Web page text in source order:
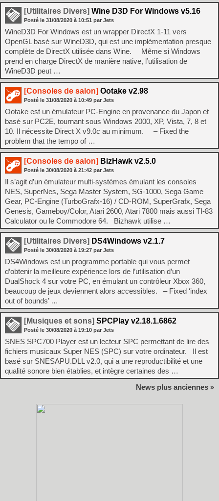
[Utilitaires Divers] Wine D3D For Windows v5.16
Posté le 31/08/2020 à 10:51 par Jets
WineD3D For Windows est un wrapper DirectX 1-11 vers
OpenGL basé sur WineD3D, qui est une implémentation presque
complète de DirectX utilisée dans Wine. Même si Windows
prend en charge DirectX de manière native, l’utilisation de
WineD3D peut …
[Consoles de salon] Ootake v2.98
Posté le 31/08/2020 à 10:49 par Jets
Ootake est un émulateur PC-Engine en provenance du Japon et
basé sur PC2E, tournant sous Windows 2000, XP, Vista, 7, 8 et
10. Il nécessite Direct X v9.0c au minimum. – Fixed the
problem that the tempo of …
[Consoles de salon] BizHawk v2.5.0
Posté le 30/08/2020 à 21:42 par Jets
Il s’agit d’un émulateur multi-systèmes émulant les consoles
NES, SuperNes, Sega Master System, SG-1000, Sega Game
Gear, PC-Engine (TurboGrafx-16) / CD-ROM, SuperGrafx, Sega
Genesis, Gameboy/Color, Atari 2600, Atari 7800 mais aussi TI-83
Calculator ou le Commodore 64. Bizhawk utilise …
[Utilitaires Divers] DS4Windows v2.1.7
Posté le 30/08/2020 à 19:27 par Jets
DS4Windows est un programme portable qui vous permet
d’obtenir la meilleure expérience lors de l’utilisation d’un
DualShock 4 sur votre PC, en émulant un contrôleur Xbox 360,
beaucoup de jeux deviennent alors accessibles. – Fixed ‘index
out of bounds’ …
[Musiques et sons] SPCPlay v2.18.1.6862
Posté le 30/08/2020 à 19:10 par Jets
SNES SPC700 Player est un lecteur SPC permettant de lire des
fichiers musicaux Super NES (SPC) sur votre ordinateur. Il est
basé sur SNESAPU.DLL v2.0, qui a une reproductibilité et une
qualité sonore bien établies, et intègre certaines des …
News plus anciennes »